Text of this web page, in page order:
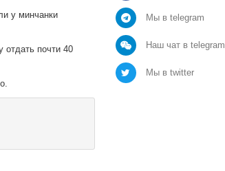
у минчанки
отдать почти 40
Мы в telegram
Наш чат в telegram
Мы в twitter